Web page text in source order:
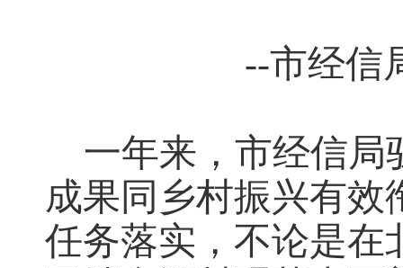
--市经信
一年来， 市经信局
成果同乡村振兴有效
任务落实 ， 不论是在